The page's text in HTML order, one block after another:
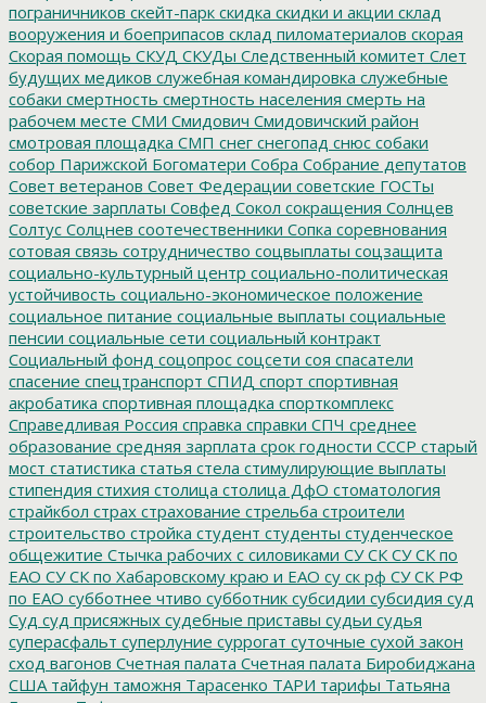
пограничников скейт-парк скидка скидки и акции склад
вооружения и боеприпасов склад пиломатериалов скорая
Скорая помощь СКУД СКУДы Следственный комитет Слет
будущих медиков служебная командировка служебные
собаки смертность смертность населения смерть на
рабочем месте СМИ Смидович Смидовичский район
смотровая площадка СМП снег снегопад снюс собаки
собор Парижской Богоматери Собра Собрание депутатов
Совет ветеранов Совет Федерации советские ГОСТы
советские зарплаты Совфед Сокол сокращения Солнцев
Солтус Солцнев соотечественники Сопка соревнования
сотовая связь сотрудничество соцвыплаты соцзащита
социально-культурный центр социально-политическая
устойчивость социально-экономическое положение
социальное питание социальные выплаты социальные
пенсии социальные сети социальный контракт
Социальный фонд соцопрос соцсети соя спасатели
спасение спецтранспорт СПИД спорт спортивная
акробатика спортивная площадка спорткомплекс
Справедливая Россия справка справки СПЧ среднее
образование средняя зарплата срок годности СССР старый
мост статистика статья стела стимулирующие выплаты
стипендия стихия столица столица ДфО стоматология
страйкбол страх страхование стрельба строители
строительство стройка студент студенты студенческое
общежитие Стычка рабочих с силовиками СУ СК СУ СК по
ЕАО СУ СК по Хабаровскому краю и ЕАО су ск рф СУ СК РФ
по ЕАО субботнее чтиво субботник субсидии субсидия суд
Суд суд присяжных судебные приставы судьи судья
суперасфальт суперлуние суррогат суточные сухой закон
сход вагонов Счетная палата Счетная палата Биробиджана
США тайфун таможня Тарасенко ТАРИ тарифы Татьяна